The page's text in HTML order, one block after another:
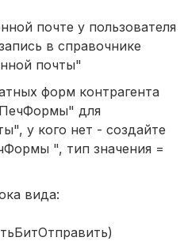
почте у пользователя
в справочнике
почты"
форм контрагента
для
у кого нет - создайте
", тип значения =
вида: